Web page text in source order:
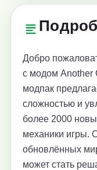
Добро
с модом Another
модпак
сложностью и
более 2000
механики игры.
обновлённых
может стать